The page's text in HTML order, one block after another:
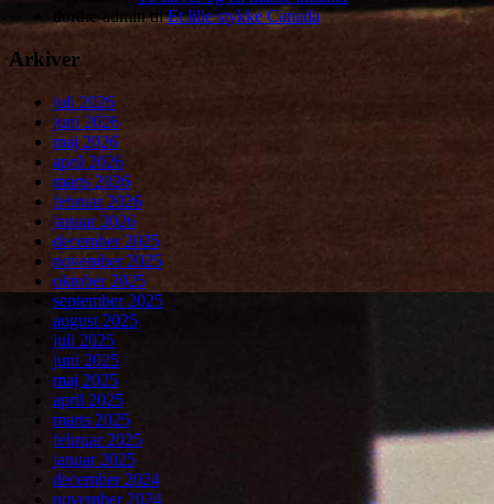
dorthe-admintilEt lille stykke Canada
Arkiver
juli 2026
juni 2026
maj 2026
april 2026
marts 2026
februar 2026
januar 2026
december 2025
november 2025
oktober 2025
september 2025
august 2025
juli 2025
juni 2025
maj 2025
april 2025
marts 2025
februar 2025
januar 2025
december 2024
november 2024